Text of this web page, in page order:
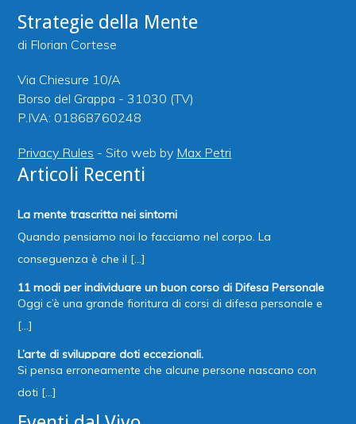
Strategie della Mente
di Florian Cortese
Via Chiesure 10/A
Borso del Grappa - 31030 (TV)
P.IVA: 01868760248
Privacy Rules - Sito web by Max Petri
Articoli Recenti
La mente trascritta nei sintomi
Quando pensiamo noi lo facciamo nel corpo. La
conseguenza è che il [...]
11 modi per individuare un buon corso di Difesa Personale
Oggi c’è una grande fioritura di corsi di difesa personale e
[...]
L’arte di sviluppare doti eccezionali.
Si pensa erroneamente che alcune persone nascano con
doti [...]